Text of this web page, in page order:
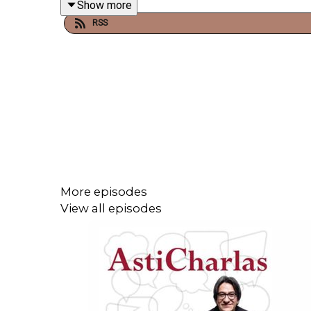
Tienda:
https://julioastillerotienda.com/
Show more
RSS
More episodes
View all episodes